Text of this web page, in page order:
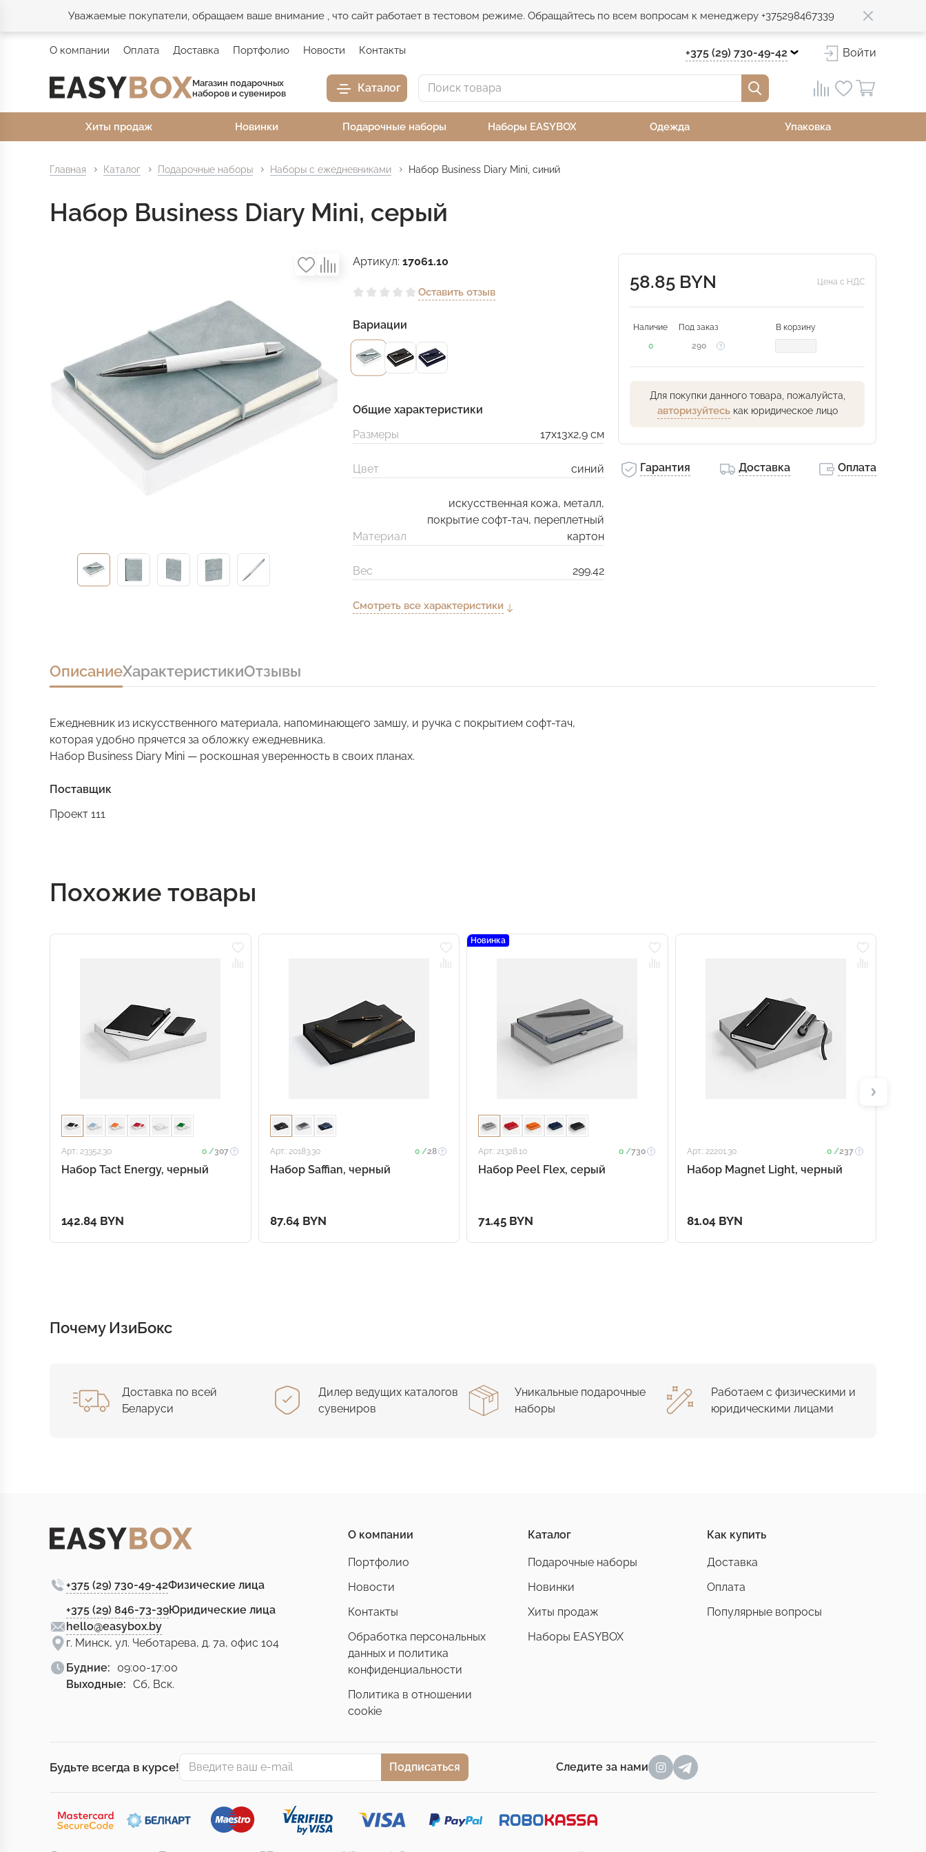
Уважаемые покупатели, обращаем ваше внимание , что сайт работает в тестовом режиме. Обращайтесь по всем вопросам к менеджеру +375298467339
О компании Оплата Доставка Портфолио Новости Контакты +375 (29) 730-49-42 Войти
Магазин подарочных
наборов и сувениров
Каталог
Хиты продаж Новинки Подарочные наборы Наборы EASYBOX Одежда Упаковка
Главная Каталог Подарочные наборы Наборы с ежедневниками Набор Business Diary Mini, синий
Набор Business Diary Mini, серый
Артикул: 17061.10
Оставить отзыв
Вариации
Общие характеристики
Размеры
17х13х2,9 см
Цвет синий
Материал
искусственная кожа, металл,
покрытие софт-тач, переплетный
картон
Вес 299.42
Смотреть все характеристики
58.85 BYN Цена с НДС
Наличие Под заказ
В корзину
0
290
Для покупки данного товара, пожалуйста,
авторизуйтеськак юридическое лицо
Гарантия Доставка Оплата
ОписаниеХарактеристикиОтзывы
Ежедневник из искусственного материала, напоминающего замшу, и ручка с покрытием софт-тач,
которая удобно прячется за обложку ежедневника.
Набор Business Diary Mini — роскошная уверенность в своих планах.
Поставщик
Проект 111
Похожие товары
Арт.: 23352.30 0 /307
Набор Tact Energy, черный
142.84 BYN
Арт.: 20183.30 0 /28
Набор Saffian, черный
87.64 BYN
Новинка
Арт.: 21328.10 0 /730
Набор Peel Flex, серый
71.45 BYN
Арт.: 22201.30 0 /237
Набор Magnet Light, черный
81.04 BYN
Почему ИзиБокс
Доставка по всей
Беларуси
Дилер ведущих каталогов
сувениров
Уникальные подарочные
наборы
Работаем с физическими и
юридическими лицами
+375 (29) 730-49-42Физические лица
+375 (29) 846-73-39Юридические лица
hello@easybox.by
г. Минск, ул. Чеботарева, д. 7а, офис 104
Будние:
09:00-17:00
Выходные: Сб, Вск.
О компании
Портфолио
Новости
Контакты
Обработка персональных
данных и политика
конфиденциальности
Политика в отношении
cookie
Каталог
Подарочные наборы
Новинки
Хиты продаж
Наборы EASYBOX
Как купить
Доставка
Оплата
Популярные вопросы
Будьте всегда в курсе! Подписаться Следите за нами